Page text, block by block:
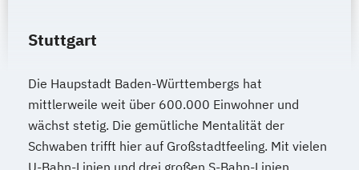
Stuttgart
Die Haupstadt Baden-Württembergs hat
mittlerweile weit über 600.000 Einwohner und
wächst stetig. Die gemütliche Mentalität der
Schwaben trifft hier auf Großstadtfeeling. Mit vielen
U-Bahn-Linien und drei großen S-Bahn-Linien